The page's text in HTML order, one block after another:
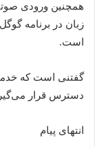
همچنین ورودی
است.
گفتنی است که خدمت
دسترس قرار
انتهای پیام